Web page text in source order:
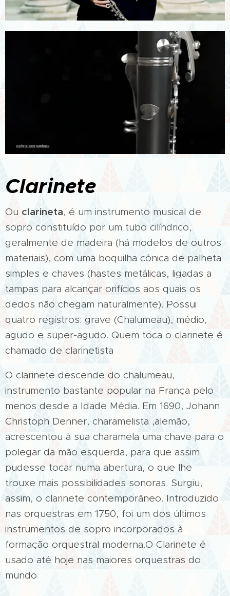
Clarinete
Ou clarineta, é um instrumento musical de
sopro constituído por um tubo cilíndrico,
geralmente de madeira (há modelos de outros
materiais), com uma boquilha cónica de palheta
simples e chaves (hastes metálicas, ligadas a
tampas para alcançar orifícios aos quais os
dedos não chegam naturalmente). Possui
quatro registros: grave (Chalumeau), médio,
agudo e super-agudo. Quem toca o clarinete é
chamado de clarinetista
O clarinete descende do chalumeau,
instrumento bastante popular na França pelo
menos desde a Idade Média. Em 1690, Johann
Christoph Denner, charamelista ,alemão,
acrescentou à sua charamela uma chave para o
polegar da mão esquerda, para que assim
pudesse tocar numa abertura, o que lhe
trouxe mais possibilidades sonoras. Surgiu,
assim, o clarinete contemporâneo. Introduzido
nas orquestras em 1750, foi um dos últimos
instrumentos de sopro incorporados à
formação orquestral moderna.O Clarinete é
usado até hoje nas maiores orquestras do
mundo